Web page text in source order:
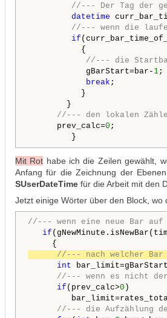
//--- Der Tag der
datetime
//--- wenn die
if
{
//--- die
gBarStart=bar- 1;
break ;
}
}
//--- den lokalen
prev_calc=0 ;
Mit Rot habe ichdie Zeilen gewählt,
Anfang für die Zeichnung der
SUserDateTime für die Arbeit mit den
Jetzt einige Wörter über den Block,
//--- wenn eine neue Bar auf
if
//--- nach welcher Bar
int
//--- wenn es nicht
if (prev_calc>0 )
bar_limit=rates_total-
//--- die Aufzählung